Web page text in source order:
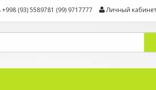
+998 (93) 5589781 (99) 9717777 Личный кабинет